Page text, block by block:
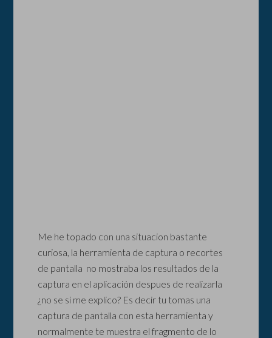
Me he topado con una situacion bastante
curiosa, la herramienta de captura o recortes
de pantalla no mostraba los resultados de la
captura en el aplicación despues de realizarla
¿no se si me explico? Es decir tu tomas una
captura de pantalla con esta herramienta y
normalmente te muestra el fragmento de lo